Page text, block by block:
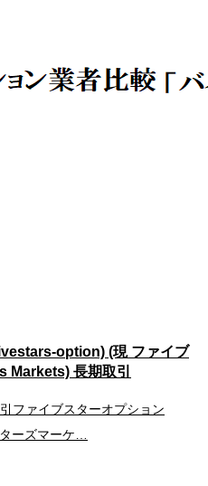
option) (現 ファイブ
Markets) 長期取引
ファイブスターオプション
ーズマーケ…